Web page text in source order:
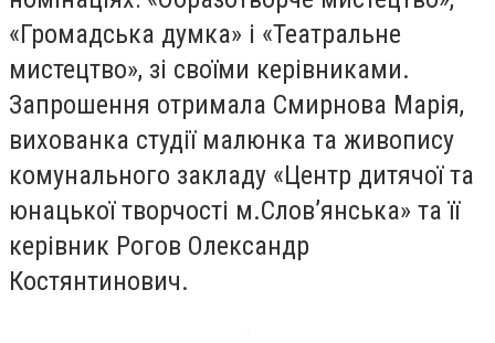
«Громадська думка» і «Театральне
мистецтво», зі своїми керівниками.
Запрошення отримала Смирнова Марія,
вихованка студії малюнка та живопису
комунального закладу «Центр дитячої та
юнацької творчості м.Слов’янська» та її
керівник Рогов Олександр
Костянтинович.